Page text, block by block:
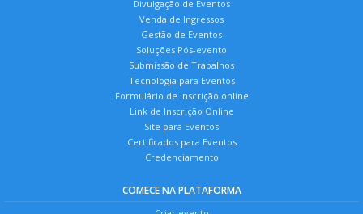
Divulgação de Eventos
Venda de Ingressos
Gestão de Eventos
Soluções Pós-evento
Submissão de Trabalhos
Tecnologia para Eventos
Formulário de Inscrição online
Link de Inscrição Online
Site para Eventos
Certificados para Eventos
Credenciamento
COMECE NA PLATAFORMA